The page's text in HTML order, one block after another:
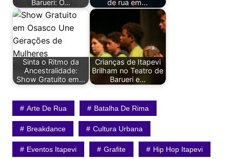
Barueri: O… de rua em…
Sinta o Ritmo da
Ancestralidade:
Show Gratuito em…
Crianças de Itapevi
Brilham no Teatro de
Barueri e…
Arte De Rua Batalha De Rima
Breakdance Cultura Urbana
Eventos Itapevi Grafite Hip Hop Itapevi